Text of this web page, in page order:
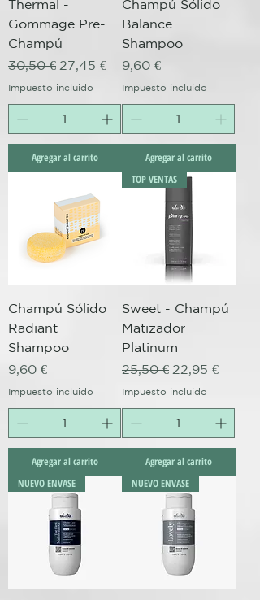
Thermal -
Gommage Pre-
Champú
Precio
30,50 € Precio de oferta
27,45 €
Impuesto incluido
Agregar al carrito
Champú Sólido
Balance
Shampoo
Precio
9,60 €
Impuesto incluido
Agregar al carrito
Champú Sólido
Radiant
Shampoo
Precio
9,60 €
Impuesto incluido
Agregar al carrito
TOP VENTAS
Sweet - Champú
Matizador
Platinum
Precio
25,50 € Precio de
22,95 €
Impuesto incluido
Agregar al carrito
NUEVO ENVASE
NUEVO ENVASE